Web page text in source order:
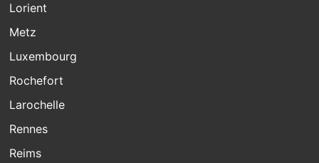
Lorient
Metz
Luxembourg
Rochefort
Larochelle
Rennes
Reims